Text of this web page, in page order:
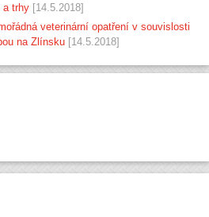
a trhy [14.5.2018]
veterinární opatření v souvislosti
na Zlínsku [14.5.2018]